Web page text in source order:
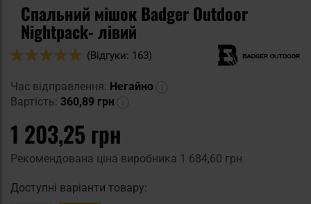
Спальний мішок Badger Outdoor
Nightpack- лівий
Оцінка:
(Відгуки: 163)
Час відправлення: Негайно
Вартість: 360,89 грн
1 203,25 грн
Рекомендована ціна виробника 1 684,60 грн
Доступні варіанти товару: